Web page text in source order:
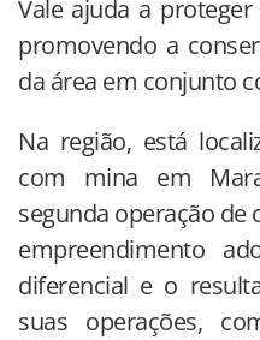
Vale ajuda a
promovendo a
da área em conjunto
Na região, está
com mina em
segunda operação de
empreendimento
diferencial e o
suas operações,